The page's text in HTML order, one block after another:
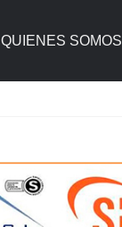
QUIENES SOMOS